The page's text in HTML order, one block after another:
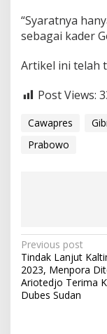
“Syaratnya
sebagai kader
Artikel ini telah
Post Views:
Cawapres
Prabowo
P
o
s
Previous post
Tindak Lanjut
2023, Menpora
Ariotedjo Terima
Dubes Sudan